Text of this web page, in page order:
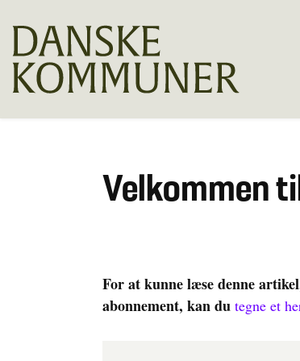
Velkommen
For at kunne læse denne
abonnement, kan du tegne et